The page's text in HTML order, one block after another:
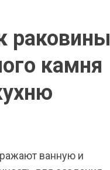
раковины
камня
ванную и